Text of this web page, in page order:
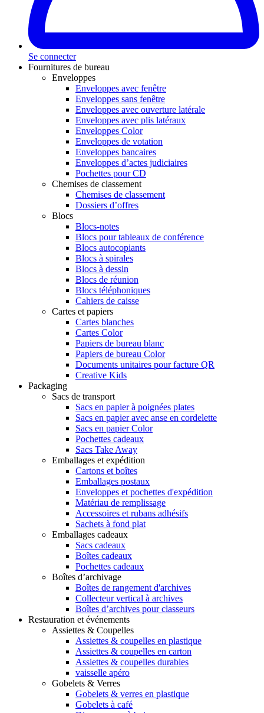
Se connecter
Fournitures de bureau
Enveloppes
Enveloppes avec fenêtre
Enveloppes sans fenêtre
Enveloppes avec ouverture latérale
Enveloppes avec plis latéraux
Enveloppes Color
Enveloppes de votation
Enveloppes bancaires
Enveloppes d’actes judiciaires
Pochettes pour CD
Chemises de classement
Chemises de classement
Dossiers d’offres
Blocs
Blocs-notes
Blocs pour tableaux de conférence
Blocs autocopiants
Blocs à spirales
Blocs à dessin
Blocs de réunion
Blocs téléphoniques
Cahiers de caisse
Cartes et papiers
Cartes blanches
Cartes Color
Papiers de bureau blanc
Papiers de bureau Color
Documents unitaires pour facture QR
Creative Kids
Packaging
Sacs de transport
Sacs en papier à poignées plates
Sacs en papier avec anse en cordelette
Sacs en papier Color
Pochettes cadeaux
Sacs Take Away
Emballages et expédition
Cartons et boîtes
Emballages postaux
Enveloppes et pochettes d'expédition
Matériau de remplissage
Accessoires et rubans adhésifs
Sachets à fond plat
Emballages cadeaux
Sacs cadeaux
Boîtes cadeaux
Pochettes cadeaux
Boîtes d’archivage
Boîtes de rangement d'archives
Collecteur vertical à archives
Boîtes d’archives pour classeurs
Restauration et événements
Assiettes & Coupelles
Assiettes & coupelles en plastique
Assiettes & coupelles en carton
Assiettes & coupelles durables
vaisselle apéro
Gobelets & Verres
Gobelets & verres en plastique
Gobelets à café